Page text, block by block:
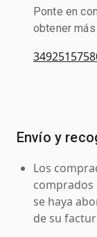
Ponte en
obtener más
Envío y
Los
comprados
se haya
de su